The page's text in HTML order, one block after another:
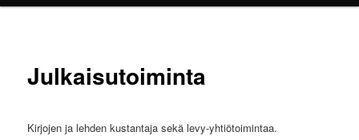
Julkaisutoiminta
Kirjojen ja lehden kustantaja sekä levy-yhtiötoimintaa.